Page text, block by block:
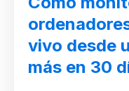
vivo desde
más en 30